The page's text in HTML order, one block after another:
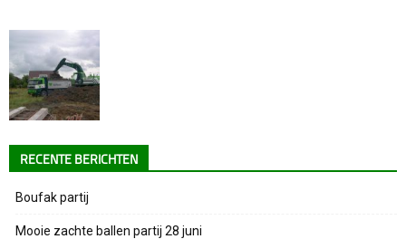
RECENTE BERICHTEN
Boufak partij
Mooie zachte ballen partij 28 juni